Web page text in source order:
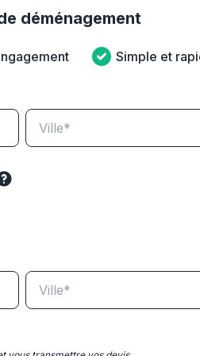
déménagement
Simple et